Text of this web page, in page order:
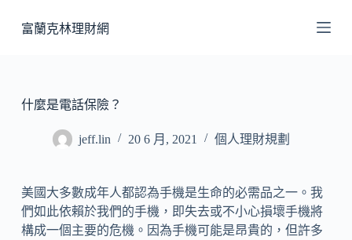
至
容
富蘭克林理財網
什麼是電話保險？
jeff.lin 20 6 月, 2021 個人理財規劃
美國大多數成年人都認為手機是生命的必需品之一。我
們如此依賴於我們的手機，即失去或不小心損壞手機將
構成一個主要的危機。因為手機可能是昂貴的，但許多